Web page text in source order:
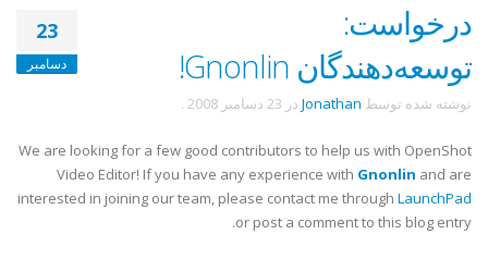
23
دسامبر
درخواست:
توسعه‌دهندگان Gnonlin!
نوشته شده توسط Jonathan در 23 دسامبر 2008 .
We are looking for a few good contributors to help us with OpenShot
Video Editor! If you have any experience with Gnonlin and are
interested in joining our team, please contact me through LaunchPad
or post a comment to this blog entry.